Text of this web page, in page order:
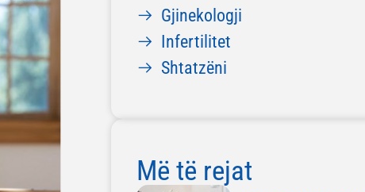
Gjinekologji
Infertilitet
Shtatzëni
Më të rejat